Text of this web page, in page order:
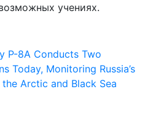
учениях.
P-8A Conducts Two
Today, Monitoring Russia’s
Arctic and Black Sea